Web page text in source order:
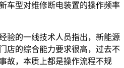
车型对维修断电装置的操作频率
验的一线技术人员指出，新能源
店的综合能力要求很高，过去不
故，本质上都是操作流程不规